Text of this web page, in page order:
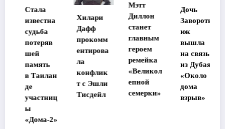
Хилари
Дафф
прокомм
ентирова
ла
конфлик
т с Эшли
Тисдейл
Мэтт
Диллон
станет
главным
героем
ремейка
«Великол
епной
семерки»
Дочь
Заворотн
юк
вышла
на связь
из Дубая:
«Около
дома
взрыв»
Как
сложилас
ь судьба
бездомно
й собаки
из
«Додо»